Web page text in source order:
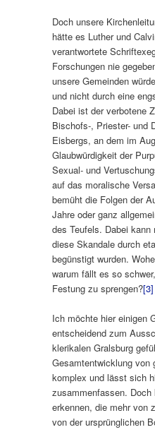
Doch unsere
hätte es Luther und
verantwortete
Forschungen nie
unsere Gemeinden
und nicht durch eine
Dabei ist der verbotene
Bischofs-, Priester- und
Eisbergs, an dem im
Glaubwürdigkeit der
Sexual- und
auf das moralische
bemüht die Folgen der
Jahre oder ganz
des Teufels. Dabei kann
diese Skandale durch
begünstigt wurden.
warum fällt es so
Festung zu sprengen?[3]
Ich möchte hier einigen
entscheidend zum
klerikalen Gralsburg
Gesamtentwicklung von
komplex und lässt sich
zusammenfassen.
erkennen, die mehr von
von der ursprünglichen